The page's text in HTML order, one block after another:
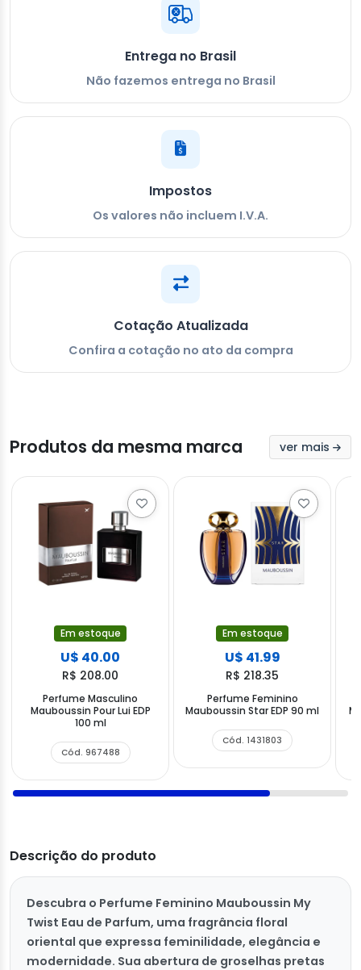
Entrega no Brasil
Não fazemos entrega no Brasil
Impostos
Os valores não incluem I.V.A.
Cotação Atualizada
Confira a cotação no ato da compra
Produtos da mesma marca ver mais
Em estoque
U$ 40.00
R$ 208.00
Perfume Masculino
Mauboussin Pour Lui EDP
100 ml
Cód. 967488
Em estoque
U$ 41.99
R$ 218.35
Perfume Feminino
Mauboussin Star EDP 90 ml
Cód. 1431803
Descrição do produto
Descubra o Perfume Feminino Mauboussin My
Twist Eau de Parfum, uma fragrância floral
oriental que expressa feminilidade, elegância e
modernidade. Sua abertura de groselhas pretas